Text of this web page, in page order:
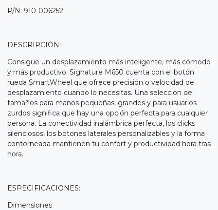
P/N: 910-006252
DESCRIPCIÒN:
Consigue un desplazamiento más inteligente, más cómodo
y más productivo. Signature M650 cuenta con el botón
rueda SmartWheel que ofrece precisión o velocidad de
desplazamiento cuando lo necesitas. Una selección de
tamaños para manos pequeñas, grandes y para usuarios
zurdos significa que hay una opción perfecta para cualquier
persona. La conectividad inalámbrica perfecta, los clicks
silenciosos, los botones laterales personalizables y la forma
contorneada mantienen tu confort y productividad hora tras
hora.
ESPECIFICACIONES:
Dimensiones